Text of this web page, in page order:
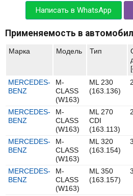
Написать в WhatsApp
Применяемость в
Марка Модель Тип
MERCEDES-
BENZ
M-
CLASS
(W163)
ML 230
(163.136)
MERCEDES-
BENZ
M-
CLASS
(W163)
ML 270
CDI
(163.113)
MERCEDES-
BENZ
M-
CLASS
(W163)
ML 320
(163.154)
MERCEDES-
BENZ
M-
CLASS
(W163)
ML 350
(163.157)